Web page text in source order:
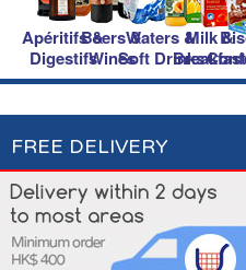
Apéritifs &
Digestifs
Beers &
Wines
Waters &
Soft Drinks
Milk &
Breakfast
FREE DELIVERY